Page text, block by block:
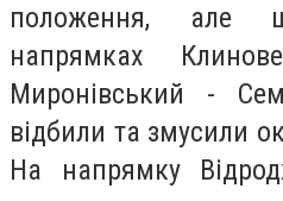
положення, але
напрямках
Миронівський -
відбили та змусили
На напрямку